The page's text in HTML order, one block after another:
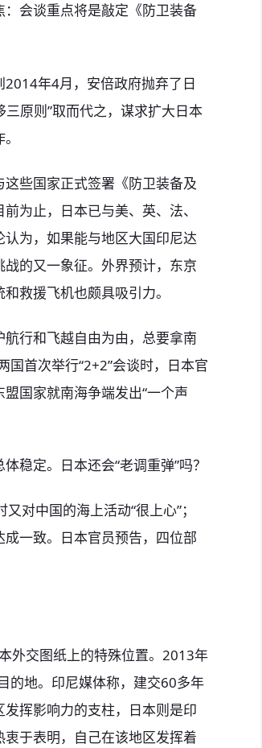
会谈重点将是敲定《防卫装备
年4月，安倍政府抛弃了日
三原则”取而代之，谋求扩大日本
些国家正式签署《防卫装备及
为止，日本已与美、英、法、
为，如果能与地区大国印尼达
的又一象征。外界预计，东京
救援飞机也颇具吸引力。
行和飞越自由为由，总要拿南
首次举行“2+2”会谈时，日本官
国家就南海争端发出“一个声
稳定。日本还会“老调重弹”吗？
对中国的海上活动“很上心”；
一致。日本官员预告，四位部
外交图纸上的特殊位置。2013年
的地。印尼媒体称，建交60多年
挥影响力的支柱，日本则是印
于表明，自己在该地区发挥着